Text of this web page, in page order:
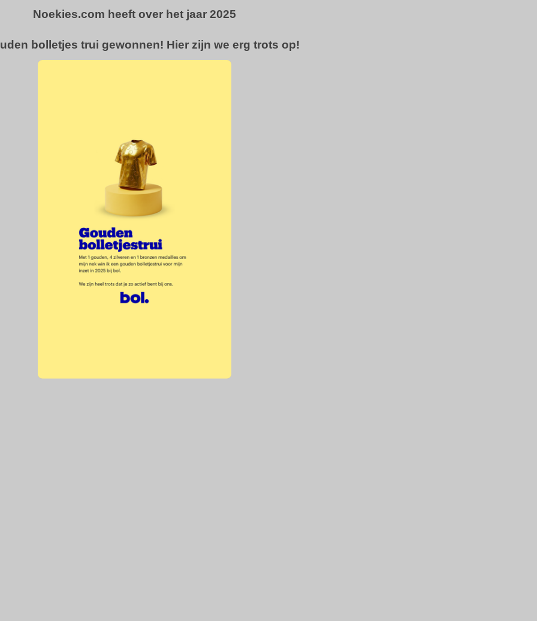
Noekies.com heeft over het jaar 2025
bolletjes trui gewonnen! Hier zijn we erg trots op!